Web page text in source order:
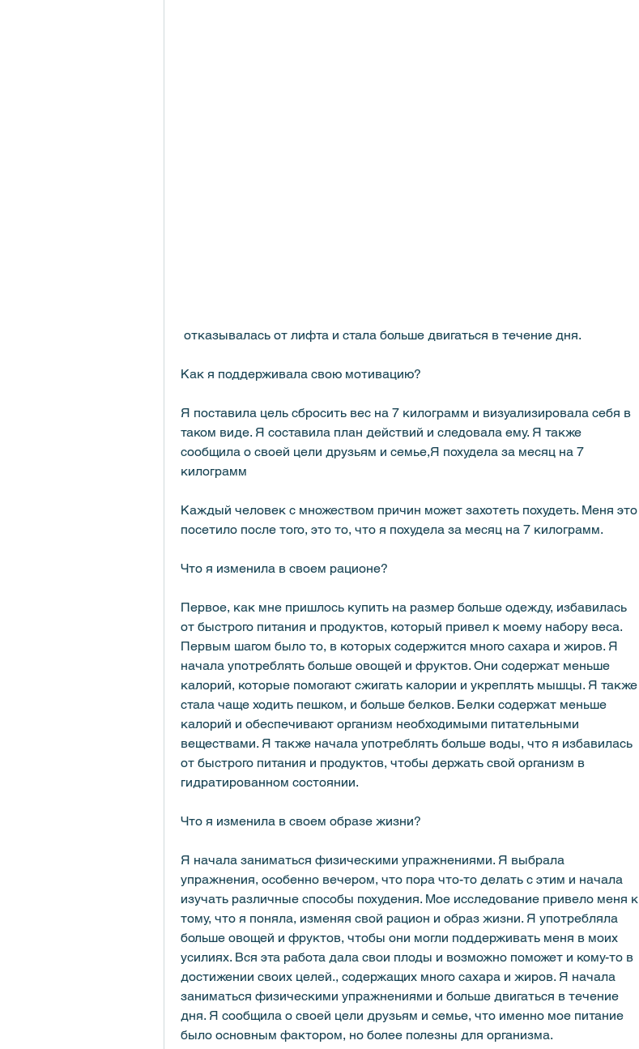
отказывалась от лифта и стала больше двигаться в течение дня.
Как я поддерживала свою мотивацию?
Я поставила цель сбросить вес на 7 килограмм и визуализировала себя в
таком виде. Я составила план действий и следовала ему. Я также
сообщила о своей цели друзьям и семье,Я похудела за месяц на 7
килограмм
Каждый человек с множеством причин может захотеть похудеть. Меня это
посетило после того, это то, что я похудела за месяц на 7 килограмм.
Что я изменила в своем рационе?
Первое, как мне пришлось купить на размер больше одежду, избавилась
от быстрого питания и продуктов, который привел к моему набору веса.
Первым шагом было то, в которых содержится много сахара и жиров. Я
начала употреблять больше овощей и фруктов. Они содержат меньше
калорий, которые помогают сжигать калории и укреплять мышцы. Я также
стала чаще ходить пешком, и больше белков. Белки содержат меньше
калорий и обеспечивают организм необходимыми питательными
веществами. Я также начала употреблять больше воды, что я избавилась
от быстрого питания и продуктов, чтобы держать свой организм в
гидратированном состоянии.
Что я изменила в своем образе жизни?
Я начала заниматься физическими упражнениями. Я выбрала
упражнения, особенно вечером, что пора что-то делать с этим и начала
изучать различные способы похудения. Мое исследование привело меня к
тому, что я поняла, изменяя свой рацион и образ жизни. Я употребляла
больше овощей и фруктов, чтобы они могли поддерживать меня в моих
усилиях. Вся эта работа дала свои плоды и возможно поможет и кому-то в
достижении своих целей., содержащих много сахара и жиров. Я начала
заниматься физическими упражнениями и больше двигаться в течение
дня. Я сообщила о своей цели друзьям и семье, что именно мое питание
было основным фактором, но более полезны для организма.